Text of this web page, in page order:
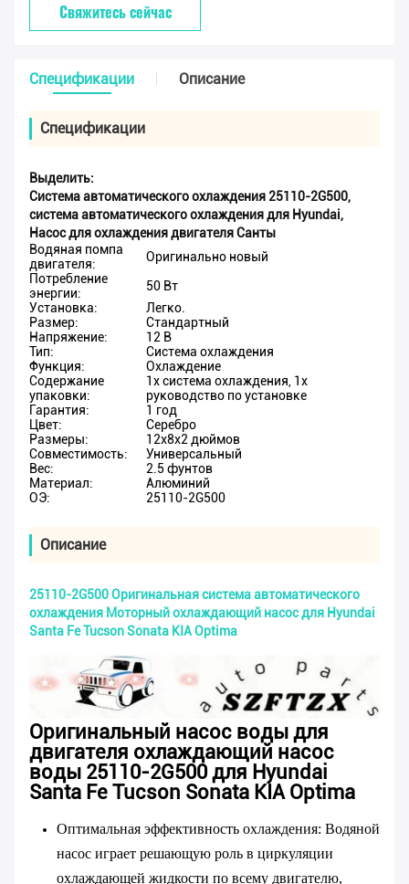
Свяжитесь сейчас
Спецификации Описание
Спецификации
Выделить:
Система автоматического охлаждения 25110-2G500,
система автоматического охлаждения для Hyundai,
Насос для охлаждения двигателя Санты
Водяная помпа
двигателя:
Оригинально новый
Потребление
энергии:
50 Вт
Установка:
Легко.
Размер:
Стандартный
Напряжение:
12 В
Тип:
Система охлаждения
Функция:
Охлаждение
Содержание
упаковки:
1x система охлаждения, 1x
руководство по установке
Гарантия:
1 год
Цвет:
Серебро
Размеры:
12х8х2 дюймов
Совместимость:
Универсальный
Вес:
2.5 фунтов
Материал:
Алюминий
ОЭ:
25110-2G500
Описание
25110-2G500 Оригинальная система автоматического
охлаждения Моторный охлаждающий насос для Hyundai
Santa Fe Tucson Sonata KIA Optima
Оригинальный насос воды для
двигателя охлаждающий насос
воды 25110-2G500 для Hyundai
Santa Fe Tucson Sonata KIA Optima
Оптимальная эффективность охлаждения: Водяной
насос играет решающую роль в циркуляции
охлаждающей жидкости по всему двигателю,